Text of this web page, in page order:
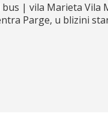
| vila Marieta
Parge, u blizini